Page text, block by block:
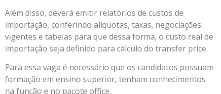
Além disso, deverá emitir relatórios de custos de
importação, conferindo alíquotas, taxas, negociações
vigentes e tabelas para que dessa forma, o custo real de
importação seja definido para cálculo do transfer price.
Para essa vaga é necessário que os candidatos possuam
formação em ensino superior, tenham conhecimentos
na função e no pacote office.